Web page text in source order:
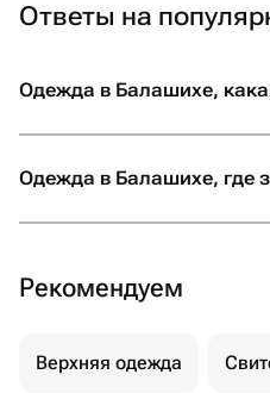
Ответы на
Одежда в Балашихе,
Одежда в Балашихе, где
Рекомендуем
Верхняя одежда